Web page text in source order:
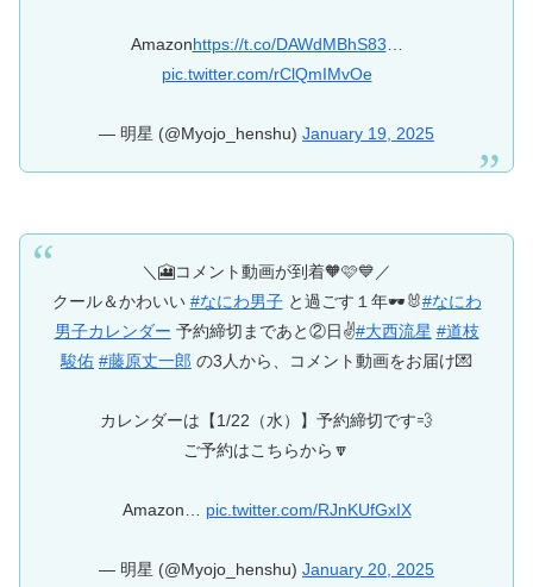
Amazonhttps://t.co/DAWdMBhS83
pic.twitter.com/rClQmIMvOe
— 明星 (@Myojo_henshu) January 19, 2025
＼🎦コメント動画が到着🧡🩷💙／
クール＆かわいい #なにわ男子と過ごす１年🕶️🐰#なにわ
男子カレンダー 予約締切まであと②日✌️#大西流星 #道枝
駿佑 #藤原丈一郎 の3人から、コメント動画をお届け💌
カレンダーは【1/22（水）】予約締切です💨
ご予約はこちらから🔽
Amazon… pic.twitter.com/RJnKUfGxIX
— 明星 (@Myojo_henshu) January 20, 2025